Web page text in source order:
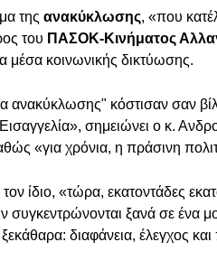
της ανακύκλωσης, «που
του ΠΑΣΟΚ-Κινήματος
μέσα κοινωνικής δικτύωσης.
ανακύκλωσης" κόστισαν σαν
σημειώνει ο κ.
«για χρόνια, η πράσινη
ίδιο, «τώρα, εκατοντάδες
συγκεντρώνονται ξανά σε ένα
διαφάνεια, έλεγχος